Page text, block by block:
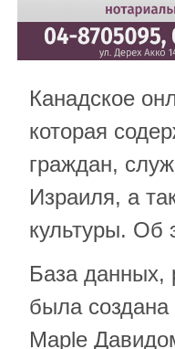
Канадское
которая
граждан,
Израиля, а
культуры. Об
База данных,
была
Maple